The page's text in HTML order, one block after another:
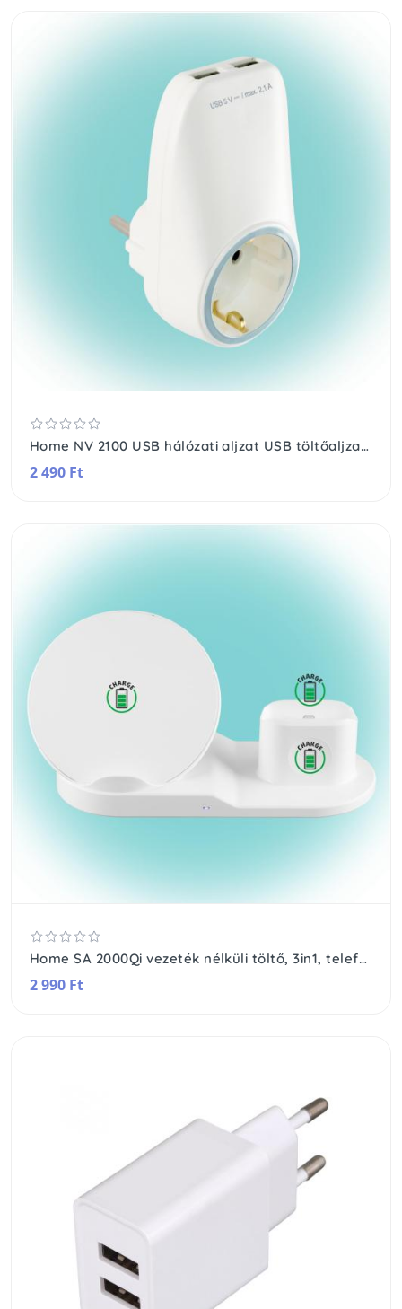
Home NV 2100 USB hálózati aljzat USB töltőaljzatokkal, 2xUSB töltőaljzat 5V/max.2,1A, földelt hálózati aljzat gyermekvédő zsaluval
2 490 Ft
Home SA 2000Qi vezeték nélküli töltő, 3in1, telefon, óra, fülhallgató, Qi szabvány, USB-C
2 990 Ft